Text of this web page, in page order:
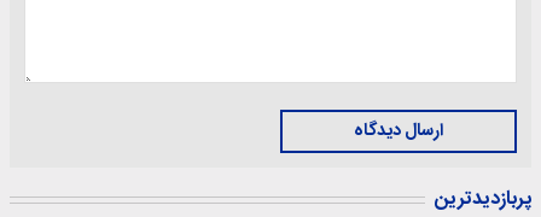
ارسال دیدگاه
پربازدیدترین